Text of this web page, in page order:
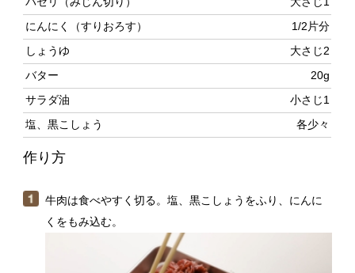
バター 20g
サラダ油 小さじ1
塩、黒こしょう 各少々
作り方
牛肉は食べやすく切る。塩、黒こしょうをふり、にんに
くをもみ込む。